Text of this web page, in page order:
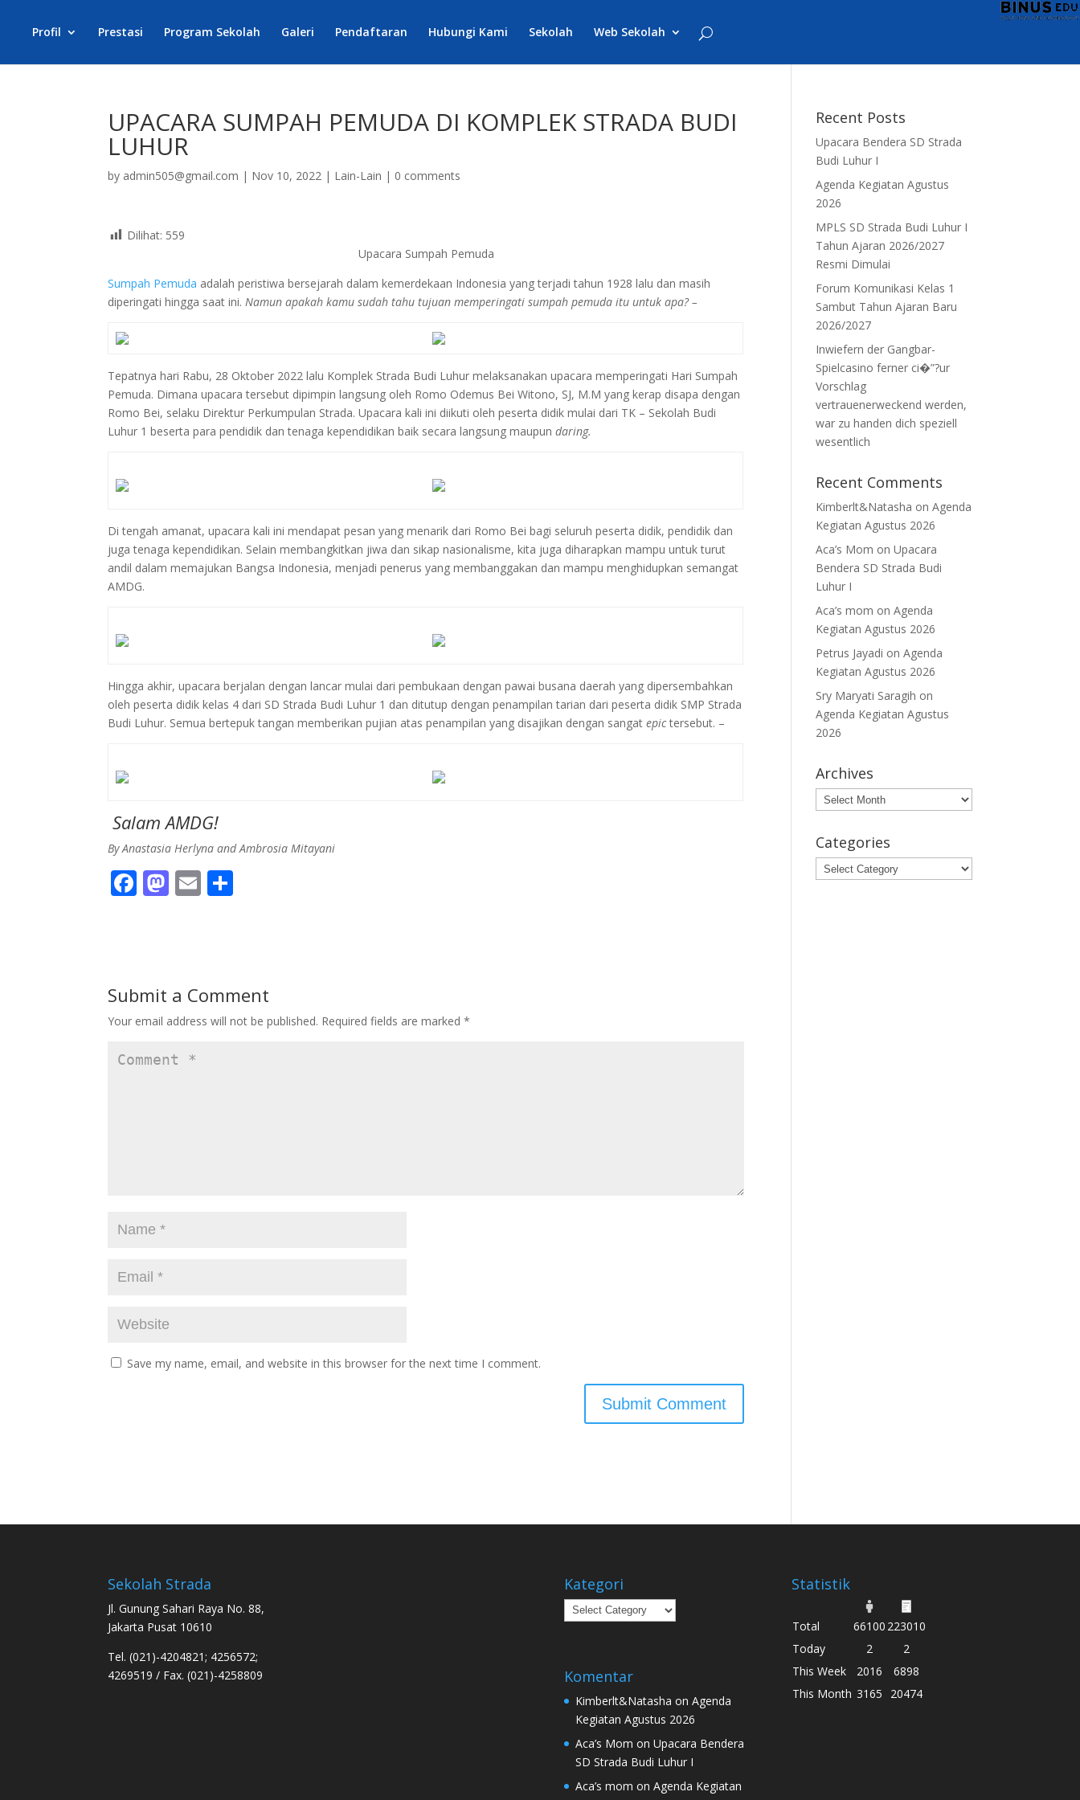
Profil Prestasi Program Sekolah Galeri Pendaftaran Hubungi Kami Sekolah Web Sekolah
UPACARA SUMPAH PEMUDA DI KOMPLEK STRADA BUDI
LUHUR
by admin505@gmail.com | Nov 10, 2022 | Lain-Lain | 0 comments
Dilihat: 559
Upacara Sumpah Pemuda
Sumpah Pemuda adalah peristiwa bersejarah dalam kemerdekaan Indonesia yang terjadi tahun 1928 lalu dan masih
diperingati hingga saat ini.Namun apakah kamu sudah tahu tujuan memperingati sumpah pemuda itu untuk apa? –
Tepatnya hari Rabu, 28 Oktober 2022 lalu Komplek Strada Budi Luhur melaksanakan upacara memperingati Hari Sumpah
Pemuda. Dimana upacara tersebut dipimpin langsung oleh Romo Odemus Bei Witono, SJ, M.M yang kerap disapa dengan
Romo Bei, selaku Direktur Perkumpulan Strada. Upacara kali ini diikuti oleh peserta didik mulai dari TK – Sekolah Budi
Luhur 1 beserta para pendidik dan tenaga kependidikan baik secara langsung maupundaring.
Di tengah amanat, upacara kali ini mendapat pesan yang menarik dari Romo Bei bagi seluruh peserta didik, pendidik dan
juga tenaga kependidikan. Selain membangkitkan jiwa dan sikap nasionalisme, kita juga diharapkan mampu untuk turut
andil dalam memajukan Bangsa Indonesia, menjadi penerus yang membanggakan dan mampu menghidupkan semangat
AMDG.
Hingga akhir, upacara berjalan dengan lancar mulai dari pembukaan dengan pawai busana daerah yang dipersembahkan
oleh peserta didik kelas 4 dari SD Strada Budi Luhur 1 dan ditutup dengan penampilan tarian dari peserta didik SMP Strada
Budi Luhur. Semua bertepuk tangan memberikan pujian atas penampilan yang disajikan dengan sangatepictersebut. –
Salam AMDG!
By Anastasia Herlyna and Ambrosia Mitayani
F
o
o
k
M
o
n
E
Submit a Comment
Your email address will not be published. Required fields are marked*
Save my name, email, and website in this browser for the next time I comment.
Recent Posts
Upacara Bendera SD Strada
Budi Luhur I
Agenda Kegiatan Agustus
2026
MPLS SD Strada Budi Luhur I
Tahun Ajaran 2026/2027
Resmi Dimulai
Forum Komunikasi Kelas 1
Sambut Tahun Ajaran Baru
2026/2027
Inwiefern der Gangbar-
Spielcasino ferner ci�”?ur
Vorschlag
vertrauenerweckend werden,
war zu handen dich speziell
wesentlich
Recent Comments
Kimberlt&Natasha onAgenda
Kegiatan Agustus 2026
Aca’s Mom onUpacara
Bendera SD Strada Budi
Luhur I
Aca’s mom onAgenda
Kegiatan Agustus 2026
Petrus Jayadi onAgenda
Kegiatan Agustus 2026
Sry Maryati Saragih on
Agenda Kegiatan Agustus
2026
Archives
Archives
Categories
Categories
Sekolah Strada
Jl. Gunung Sahari Raya No. 88,
Jakarta Pusat 10610
Tel. (021)-4204821; 4256572;
4269519 / Fax. (021)-4258809
Kategori
Kategori
Komentar
Kimberlt&Natasha on Agenda
Kegiatan Agustus 2026
Aca’s Mom on Upacara Bendera
SD Strada Budi Luhur I
Aca’s mom on Agenda Kegiatan
Statistik
Total 66100 223010
Today
2
2
This Week
2016
6898
This Month 3165 20474